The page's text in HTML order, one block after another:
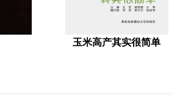
玉米高产其实很简单